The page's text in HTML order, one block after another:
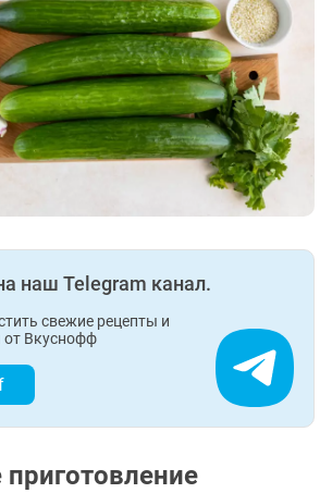
наш Telegram канал.
свежие рецепты и
от Вкуснофф